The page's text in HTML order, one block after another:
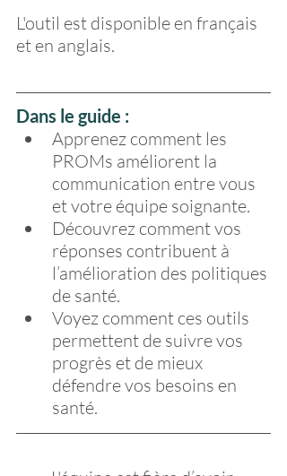
L'outil est disponible en français
et en anglais.
Dans le guide :
Apprenez comment les
PROMs améliorent la
communication entre vous
et votre équipe soignante.
Découvrez comment vos
réponses contribuent à
l’amélioration des politiques
de santé.
Voyez comment ces outils
permettent de suivre vos
progrès et de mieux
défendre vos besoins en
santé.